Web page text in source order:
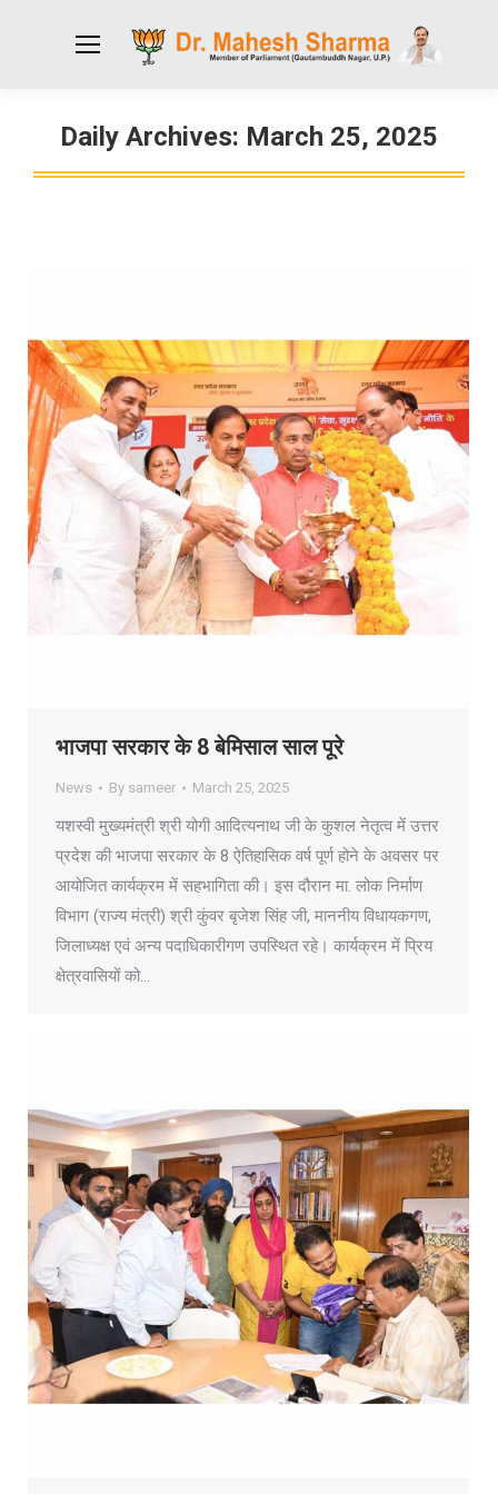
Daily Archives: March 25, 2025
You are here:
भाजपा सरकार के 8 बेमिसाल साल पूरे
News By sameer March 25, 2025
यशस्वी मुख्यमंत्री श्री योगी आदित्यनाथ जी के कुशल नेतृत्व में उत्तर
प्रदेश की भाजपा सरकार के 8 ऐतिहासिक वर्ष पूर्ण होने के अवसर पर
आयोजित कार्यक्रम में सहभागिता की। इस दौरान मा. लोक निर्माण
विभाग (राज्य मंत्री) श्री कुंवर बृजेश सिंह जी, माननीय विधायकगण,
जिलाध्यक्ष एवं अन्य पदाधिकारीगण उपस्थित रहे। कार्यक्रम में प्रिय
क्षेत्रवासियों को…